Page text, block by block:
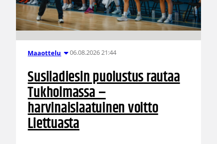
Maaottelu 06.08.2026 21:44
Susiladiesin puolustus rautaa
Tukholmassa –
harvinaislaatuinen voitto
Liettuasta